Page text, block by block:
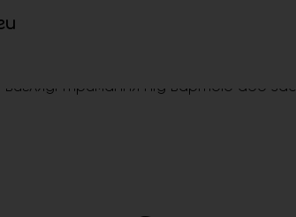
про запобіжний захід у вигляді тримання